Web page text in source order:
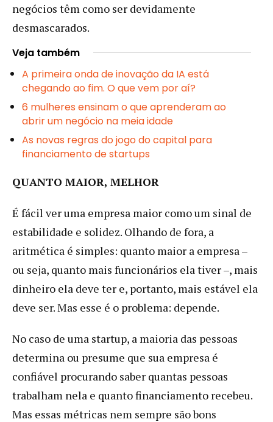
negócios têm como ser devidamente
desmascarados.
Veja também
A primeira onda de inovação da IA está
chegando ao fim. O que vem por aí?
6 mulheres ensinam o que aprenderam ao
abrir um negócio na meia idade
As novas regras do jogo do capital para
financiamento de startups
QUANTO MAIOR, MELHOR
É fácil ver uma empresa maior como um sinal de
estabilidade e solidez. Olhando de fora, a
aritmética é simples: quanto maior a empresa –
ou seja, quanto mais funcionários ela tiver –, mais
dinheiro ela deve ter e, portanto, mais estável ela
deve ser. Mas esse é o problema: depende.
No caso de uma startup, a maioria das pessoas
determina ou presume que sua empresa é
confiável procurando saber quantas pessoas
trabalham nela e quanto financiamento recebeu.
Mas essas métricas nem sempre são bons